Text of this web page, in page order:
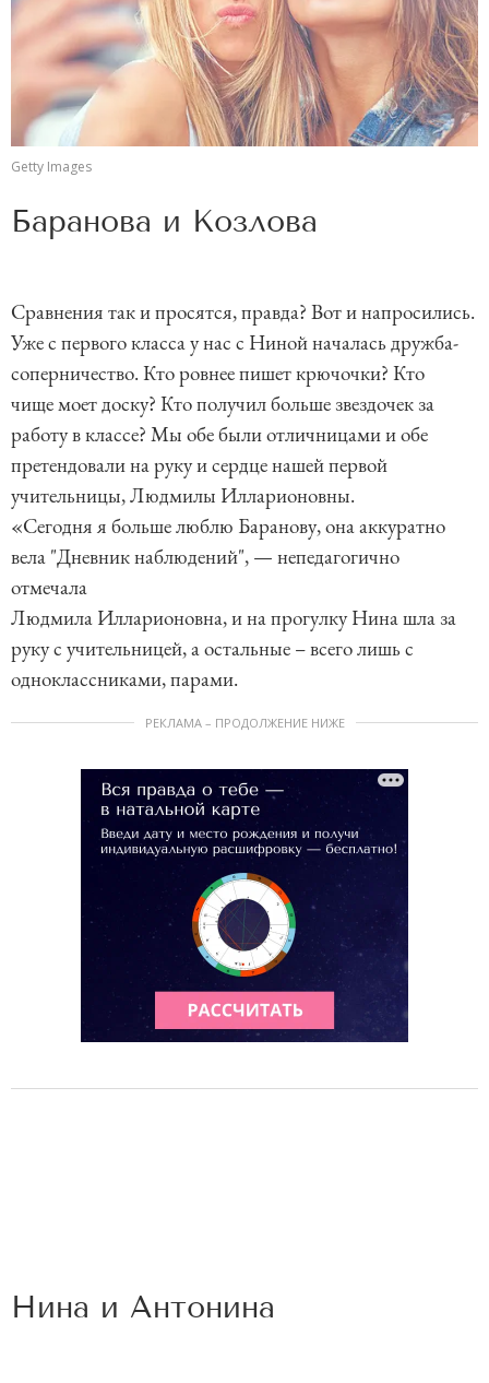
Getty Images
Баранова и Козлова
Сравнения так и просятся, правда? Вот и напросились.
Уже с первого класса у нас с Ниной началась дружба-
соперничество. Кто ровнее пишет крючочки? Кто
чище моет доску? Кто получил больше звездочек за
работу в классе? Мы обе были отличницами и обе
претендовали на руку и сердце нашей первой
учительницы, Людмилы Илларионовны.
«Сегодня я больше люблю Баранову, она аккуратно
вела "Дневник наблюдений", — непедагогично
отмечала
Людмила Илларионовна, и на прогулку Нина шла за
руку с учительницей, а остальные – всего лишь с
одноклассниками, парами.
РЕКЛАМА – ПРОДОЛЖЕНИЕ НИЖЕ
Нина и Антонина